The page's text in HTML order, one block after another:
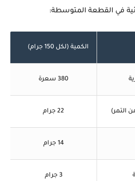
في القطعة المتوسطة:
الكمية (لكل 150 جرام)
380 سعرة
التمر) 22 جرام
14 جرام
3 جرام